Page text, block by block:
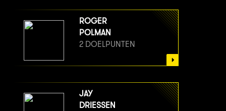
ROGER
POLMAN
2 DOELPUNTEN
JAY
DRIESSEN